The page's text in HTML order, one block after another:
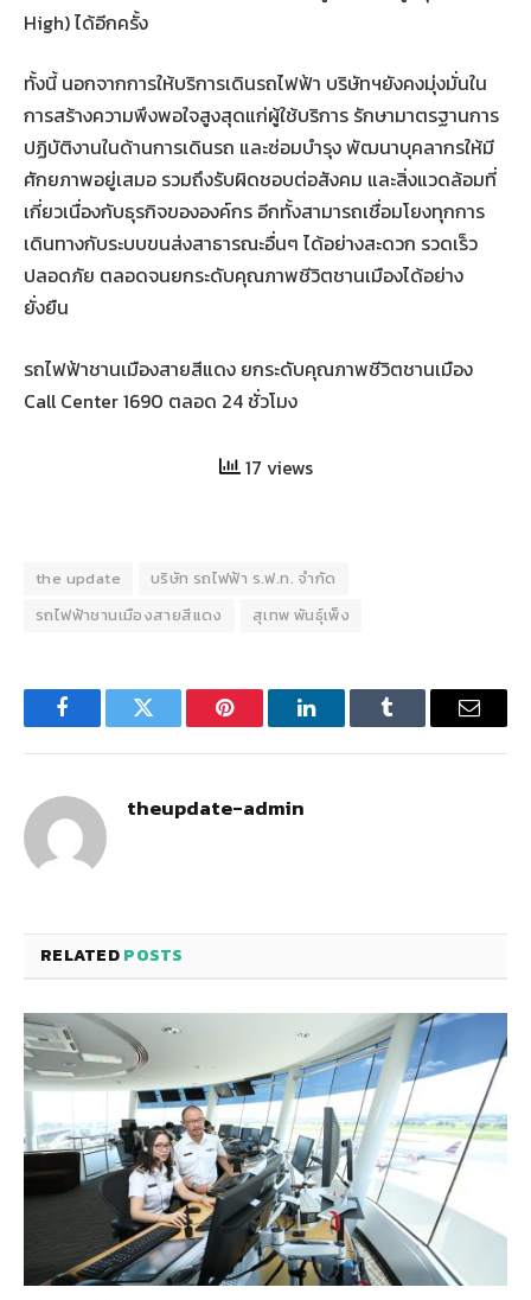
High) ได้อีกครั้ง
ทั้งนี้ นอกจากการให้บริการเดินรถไฟฟ้า บริษัทฯยังคงมุ่งมั่นใน
การสร้างความพึงพอใจสูงสุดแก่ผู้ใช้บริการ รักษามาตรฐานการ
ปฏิบัติงานในด้านการเดินรถ และซ่อมบำรุง พัฒนาบุคลากรให้มี
ศักยภาพอยู่เสมอ รวมถึงรับผิดชอบต่อสังคม และสิ่งแวดล้อมที่
เกี่ยวเนื่องกับธุรกิจขององค์กร อีกทั้งสามารถเชื่อมโยงทุกการ
เดินทางกับระบบขนส่งสาธารณะอื่นๆ ได้อย่างสะดวก รวดเร็ว
ปลอดภัย ตลอดจนยกระดับคุณภาพชีวิตชานเมืองได้อย่าง
ยั่งยืน
รถไฟฟ้าชานเมืองสายสีแดง ยกระดับคุณภาพชีวิตชานเมือง
Call Center 1690 ตลอด 24 ชั่วโมง
17 views
the update
บริษัท รถไฟฟ้า ร.ฟ.ท. จำกัด
รถไฟฟ้าชานเมืองสายสีแดง
สุเทพ พันธุ์เพ็ง
FacebookTwitter Pinterest LinkedInTumblr Email
theupdate-admin
RELATEDPOSTS